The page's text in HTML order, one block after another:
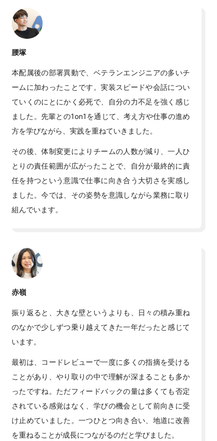
腰塚
本配属後の部署異動で、ベテランエンジニアの多いチ
ームに加わったことです。実装スピードや会話につい
ていくのにとにかく必死で、自分の力不足を強く感じ
ました。先輩との1on1を通じて、考え方や仕事の進め
方を学びながら、実践を重ねていきました。
その後、体制変更によりチームの人数が減り、一人ひ
とりの責任範囲が広がったことで、自分が最終的に責
任を持つという意識で仕事に向き合う大切さを実感し
ました。今では、その姿勢を意識しながら業務に取り
組んでいます。
赤嶺
振り返ると、大きな壁というよりも、日々の積み重ね
のなかで少しずつ乗り越えてきた一年だったと感じて
います。
最初は、コードレビューで一度に多くの指摘を受ける
ことがあり、やり取りの中で理解が深まることも多か
ったですね。ただフィードバックの量は多くても否定
されている感覚はなく、学びの機会として前向きに受
け止めていました。一つひとつ向き合い、地道に改善
を重ねることが成長につながるのだと学びました。